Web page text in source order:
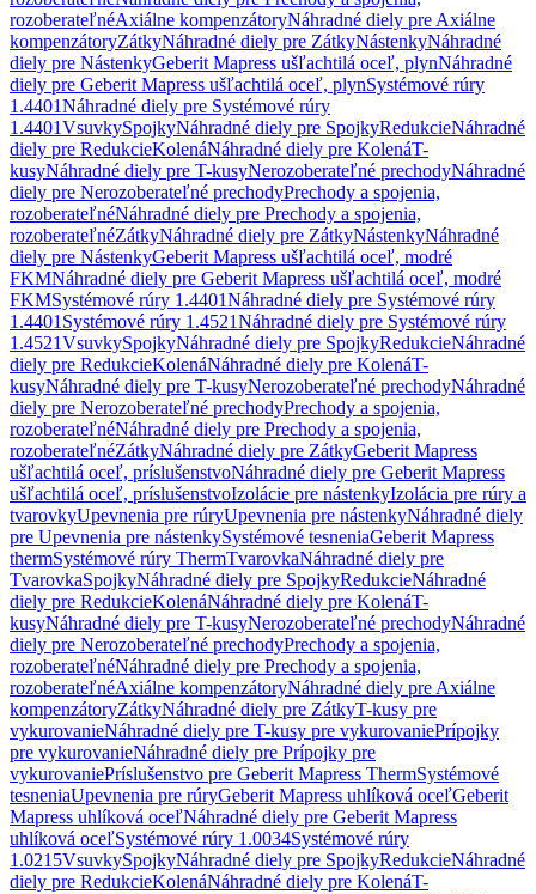
rozoberateľnéAxiálne kompenzátoryNáhradné diely pre Axiálne
kompenzátoryZátkyNáhradné diely pre ZátkyNástenkyNáhradné
diely pre NástenkyGeberit Mapress ušľachtilá oceľ, plynNáhradné
diely pre Geberit Mapress ušľachtilá oceľ, plynSystémové rúry
1.4401Náhradné diely pre Systémové rúry
1.4401VsuvkySpojkyNáhradné diely pre SpojkyRedukcieNáhradné
diely pre RedukcieKolenáNáhradné diely pre KolenáT-
kusyNáhradné diely pre T-kusyNerozoberateľné prechodyNáhradné
diely pre Nerozoberateľné prechodyPrechody a spojenia,
rozoberateľnéNáhradné diely pre Prechody a spojenia,
rozoberateľnéZátkyNáhradné diely pre ZátkyNástenkyNáhradné
diely pre NástenkyGeberit Mapress ušľachtilá oceľ, modré
FKMNáhradné diely pre Geberit Mapress ušľachtilá oceľ, modré
FKMSystémové rúry 1.4401Náhradné diely pre Systémové rúry
1.4401 Systémové rúry 1.4521Náhradné diely pre Systémové rúry
1.4521VsuvkySpojkyNáhradné diely pre SpojkyRedukcieNáhradné
diely pre RedukcieKolenáNáhradné diely pre KolenáT-
kusyNáhradné diely pre T-kusyNerozoberateľné prechodyNáhradné
diely pre Nerozoberateľné prechodyPrechody a spojenia,
rozoberateľnéNáhradné diely pre Prechody a spojenia,
rozoberateľnéZátkyNáhradné diely pre ZátkyGeberit Mapress
ušľachtilá oceľ, príslušenstvoNáhradné diely pre Geberit Mapress
ušľachtilá oceľ, príslušenstvoIzolácie pre nástenkyIzolácia pre rúry a
tvarovkyUpevnenia pre rúryUpevnenia pre nástenkyNáhradné diely
pre Upevnenia pre nástenkySystémové tesneniaGeberit Mapress
thermSystémové rúry ThermTvarovkaNáhradné diely pre
TvarovkaSpojkyNáhradné diely pre SpojkyRedukcieNáhradné
diely pre RedukcieKolenáNáhradné diely pre KolenáT-
kusyNáhradné diely pre T-kusyNerozoberateľné prechodyNáhradné
diely pre Nerozoberateľné prechodyPrechody a spojenia,
rozoberateľnéNáhradné diely pre Prechody a spojenia,
rozoberateľnéAxiálne kompenzátoryNáhradné diely pre Axiálne
kompenzátoryZátkyNáhradné diely pre ZátkyT-kusy pre
vykurovanieNáhradné diely pre T-kusy pre vykurovaniePrípojky
pre vykurovanieNáhradné diely pre Prípojky pre
vykurovaniePríslušenstvo pre Geberit Mapress ThermSystémové
tesneniaUpevnenia pre rúryGeberit Mapress uhlíková oceľGeberit
Mapress uhlíková oceľNáhradné diely pre Geberit Mapress
uhlíková oceľSystémové rúry 1.0034Systémové rúry
1.0215VsuvkySpojkyNáhradné diely pre SpojkyRedukcieNáhradné
diely pre RedukcieKolenáNáhradné diely pre KolenáT-